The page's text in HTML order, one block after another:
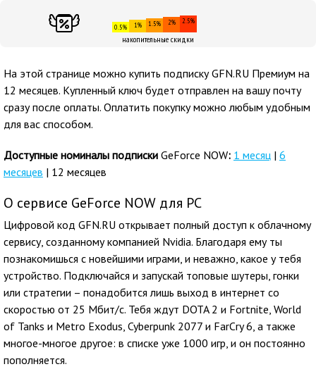
0.5% 1% 1.5% 2% 2.5%
накопительные скидки
На этой странице можно купить подписку GFN.RU Премиум на
12 месяцев. Купленный ключ будет отправлен на вашу почту
сразу после оплаты. Оплатить покупку можно любым удобным
для вас способом.
Доступные номиналы подписки GeForce NOW: 1 месяц | 6
месяцев | 12 месяцев
О сервисе GeForce NOW для PC
Цифровой код GFN.RU открывает полный доступ к облачному
сервису, созданному компанией Nvidia. Благодаря ему ты
познакомишься с новейшими играми, и неважно, какое у тебя
устройство. Подключайся и запускай топовые шутеры, гонки
или стратегии – понадобится лишь выход в интернет со
скоростью от 25 Мбит/с. Тебя ждут DOTA 2 и Fortnite, World
of Tanks и Metro Exodus, Cyberpunk 2077 и FarCry 6, а также
многое-многое другое: в списке уже 1000 игр, и он постоянно
пополняется.